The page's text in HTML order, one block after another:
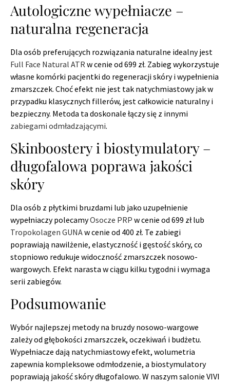
Autologiczne wypełniacze –
naturalna regeneracja
Dla osób preferujących rozwiązania naturalne idealny jest
Full Face Natural ATR w cenie od 699 zł. Zabieg wykorzystuje
własne komórki pacjentki do regeneracji skóry i wypełnienia
zmarszczek. Choć efekt nie jest tak natychmiastowy jak w
przypadku klasycznych fillerów, jest całkowicie naturalny i
bezpieczny. Metoda ta doskonale łączy się z innymi
zabiegami odmładzającymi.
Skinboostery i biostymulatory –
długofalowa poprawa jakości
skóry
Dla osób z płytkimi bruzdami lub jako uzupełnienie
wypełniaczy polecamyOsocze PRP w cenie od 699 zł lub
Tropokolagen GUNAw cenie od 400 zł. Te zabiegi
poprawiają nawilżenie, elastyczność i gęstość skóry, co
stopniowo redukuje widoczność zmarszczek nosowo-
wargowych. Efekt narasta w ciągu kilku tygodni i wymaga
serii zabiegów.
Podsumowanie
Wybór najlepszej metody na bruzdy nosowo-wargowe
zależy od głębokości zmarszczek, oczekiwań i budżetu.
Wypełniacze dają natychmiastowy efekt, wolumetria
zapewnia kompleksowe odmłodzenie, a biostymulatory
poprawiają jakość skóry długofalowo. W naszym salonie VIVI